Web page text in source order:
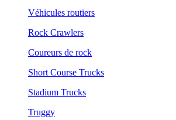
Véhicules routiers
Rock Crawlers
Coureurs de rock
Short Course Trucks
Stadium Trucks
Truggy